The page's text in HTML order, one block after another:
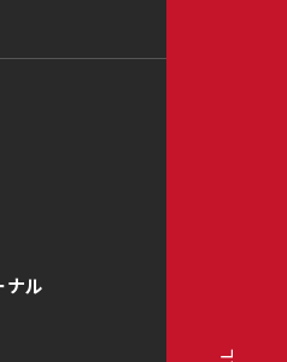
ナル